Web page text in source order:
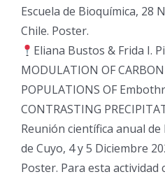
Escuela de Bioquímica, 28
Chile. Poster.
Eliana Bustos & Frida I.
MODULATION OF
POPULATIONS OF
CONTRASTING
Reunión científica anual
de Cuyo, 4 y 5 Diciembre
Poster. Para esta actividad